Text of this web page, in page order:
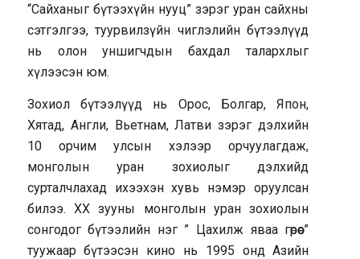
“Сайханыг бүтээхүйн нууц” зэрэг уран сайхны
сэтгэлгээ, туурвилзүйн чиглэлийн бүтээлүүд
нь олон уншигчдын бахдал талархлыг
хүлээсэн юм.
Зохиол бүтээлүүд нь Орос, Болгар, Япон,
Хятад, Англи, Вьетнам, Латви зэрэг дэлхийн
10 орчим улсын хэлээр орчуулагдаж,
монголын уран зохиолыг дэлхийд
сурталчлахад ихээхэн хувь нэмэр оруулсан
билээ. ХХ зууны монголын уран зохиолын
сонгодог бүтээлийн нэг ” Цахилж яваа гөрөөс”
туужаар бүтээсэн кино нь 1995 онд Азийн